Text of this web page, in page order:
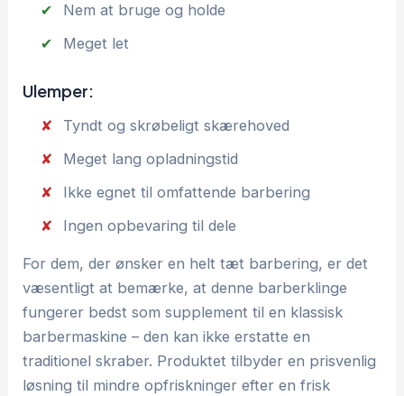
Nem at bruge og holde
Meget let
Ulemper:
Tyndt og skrøbeligt skærehoved
Meget lang opladningstid
Ikke egnet til omfattende barbering
Ingen opbevaring til dele
For dem, der ønsker en helt tæt barbering, er det
væsentligt at bemærke, at denne barberklinge
fungerer bedst som supplement til en klassisk
barbermaskine – den kan ikke erstatte en
traditionel skraber. Produktet tilbyder en prisvenlig
løsning til mindre opfriskninger efter en frisk